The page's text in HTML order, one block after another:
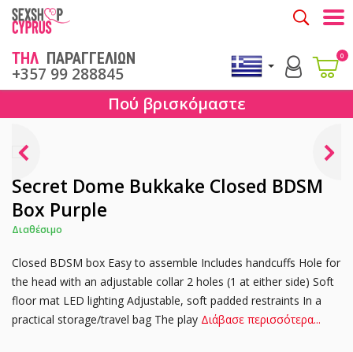
ΤΗΛ ΠΑΡΑΓΓΕΛΙΩΝ
+357 99 288845
0
Πού βρισκόμαστε
Secret Dome Bukkake Closed BDSM
Box Purple
Διαθέσιμο
Closed BDSM box Easy to assemble Includes handcuffs Hole for
the head with an adjustable collar 2 holes (1 at either side) Soft
floor mat LED lighting Adjustable, soft padded restraints In a
practical storage/travel bag The play Διάβασε περισσότερα...